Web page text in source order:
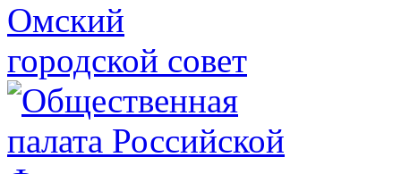
Омский
городской совет